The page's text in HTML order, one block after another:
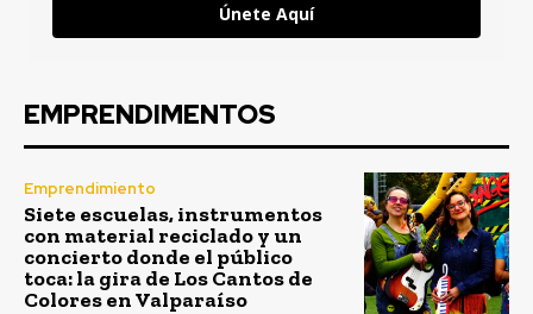
Únete Aquí
EMPRENDIMENTOS
Emprendimiento
Siete escuelas, instrumentos
con material reciclado y un
concierto donde el público
toca: la gira de Los Cantos de
Colores en Valparaíso